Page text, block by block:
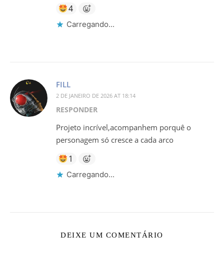
4
Carregando...
FILL
2 DE JANEIRO DE 2026 AT 18:14
RESPONDER
Projeto incrível,acompanhem porquê o
personagem só cresce a cada arco
1
Carregando...
DEIXE UM COMENTÁRIO